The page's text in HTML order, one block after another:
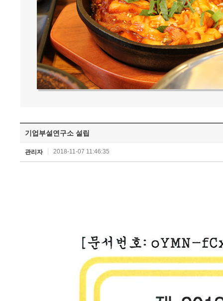
기업부설연구소 설립
관리자 2018-11-07 11:46:35